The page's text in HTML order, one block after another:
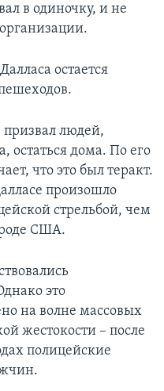
в одиночку, и не
остается
людей,
остаться дома. По его
что это был теракт.
произошло
стрельбой, чем
США.
это
на волне массовых
жестокости – после
полицейские